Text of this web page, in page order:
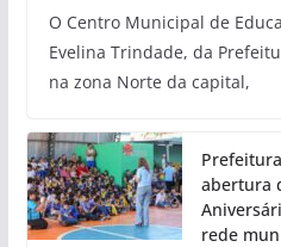
O Centro Municipal de
Evelina Trindade, da
na zona Norte da capital,
abertura
rede